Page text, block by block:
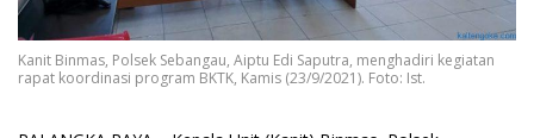
Kanit Binmas, Polsek Sebangau, Aiptu Edi Saputra, menghadiri kegiatan
rapat koordinasi program BKTK, Kamis (23/9/2021). Foto: Ist.